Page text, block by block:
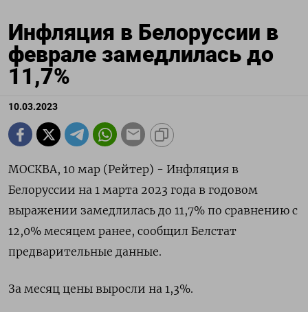
Инфляция в Белоруссии в
феврале замедлилась до
11,7%
10.03.2023
МОСКВА, 10 мар (Рейтер) - Инфляция в
Белоруссии на 1 марта 2023 года в годовом
выражении замедлилась до 11,7% по сравнению с
12,0% месяцем ранее, сообщил Белстат
предварительные данные.
За месяц цены выросли на 1,3%.